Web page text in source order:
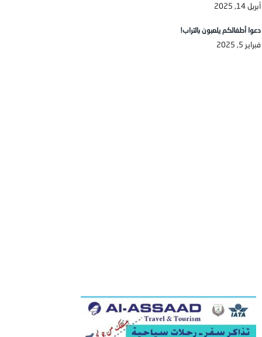
أبريل 14, 2025
دعوا أطفالكم يلعبون بالتراب!
فبراير 5, 2025